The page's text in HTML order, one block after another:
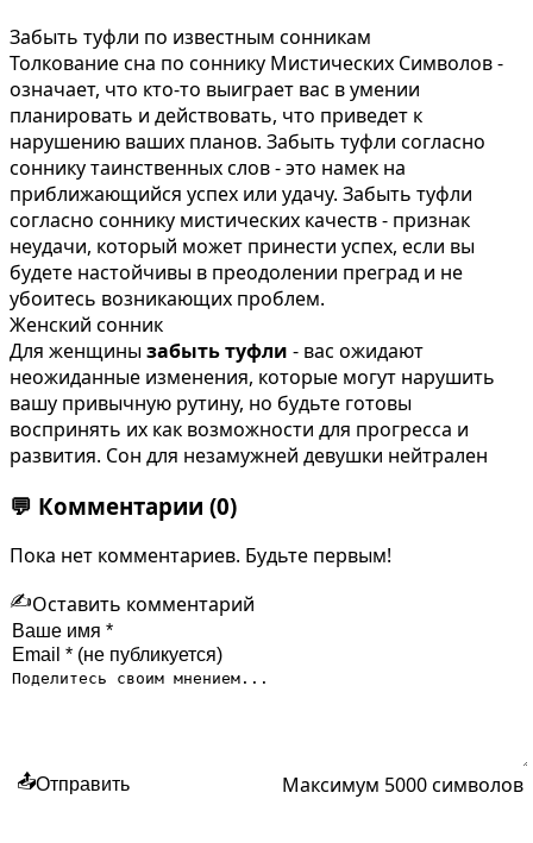
Забыть туфли по известным сонникам
Толкование сна по cоннику Мистических Символов -
означает, что кто-то выиграет вас в умении
планировать и действовать, что приведет к
нарушению ваших планов. Забыть туфли согласно
соннику таинственных слов - это намек на
приближающийся успех или удачу. Забыть туфли
согласно соннику мистических качеств - признак
неудачи, который может принести успех, если вы
будете настойчивы в преодолении преград и не
убоитесь возникающих проблем.
Женский сонник
Для женщинызабыть туфли - вас ожидают
неожиданные изменения, которые могут нарушить
вашу привычную рутину, но будьте готовы
воспринять их как возможности для прогресса и
развития. Сон для незамужней девушки нейтрален
💬 Комментарии (0)
Пока нет комментариев. Будьте первым!
✍️Оставить комментарий
📤Отправить Максимум 5000 символов